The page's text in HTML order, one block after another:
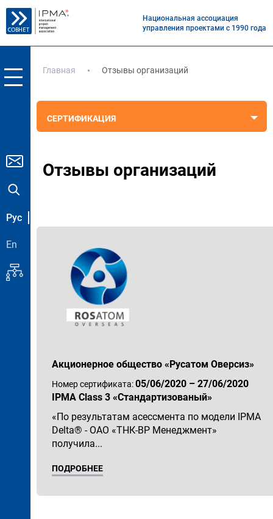
Национальная ассоциация
управления проектами с 1990 года
Рус
En
Главная Отзывы организаций
СЕРТИФИКАЦИЯ
Отзывы организаций
Акционерное общество «Русатом Оверсиз»
Номер сертификата:05/06/2020 – 27/06/2020
IPMA Class 3 «Стандартизованый»
«По результатам асессмента по модели IPMA
Delta® - ОАО «ТНК-ВР Менеджмент»
получила...
ПОДРОБНЕЕ